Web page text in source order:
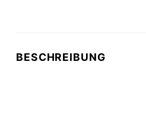
BESCHREIBUNG